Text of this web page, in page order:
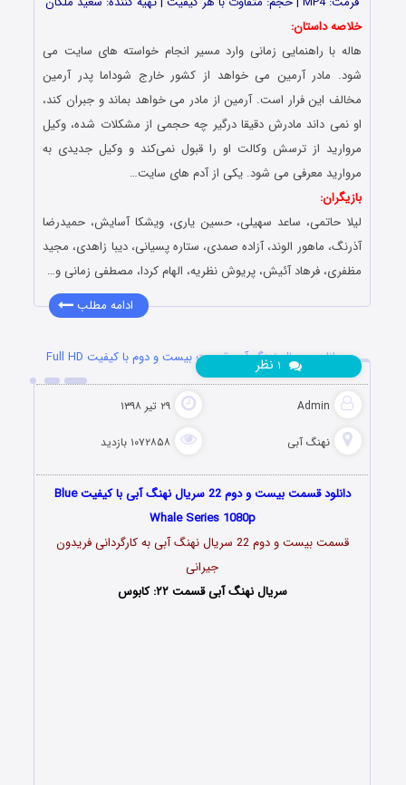
خلاصه داستان:
هاله با راهنمایی زمانی وارد مسیر انجام خواسته های سایت می
شود. مادر آرمین می خواهد از کشور خارج شوداما پدر آرمین
مخالف این فرار است. آرمین از مادر می خواهد بماند و جبران کند،
او نمی داند مادرش دقیقا درگیر چه حجمی از مشکلات شده، وکیل
مروارید از ترسش وکالت او را قبول نمی‌کند و وکیل جدیدی به
مروارید معرفی می شود. یکی از آدم های سایت…
بازیگران:
لیلا حاتمی، ساعد سهیلی، حسین یاری، ویشکا آسایش، حمیدرضا
آذرنگ، ماهور الوند، آزاده صمدی، ستاره پسیانی، دیبا زاهدی، مجید
مظفری، فرهاد آئیش، پریوش نظریه، الهام کردا، مصطفی زمانی و…
ادامه مطلب
دانلود سریال نهنگ آبی قسمت بیست و دوم با کیفیت Full HD
Admin ۲۹ تیر ۱۳۹۸
نهنگ آبی ۱۰۷۲۸۵۸ بازدید
نظر
دانلود قسمت بیست و دوم 22 سریال نهنگ آبی با کیفیت Blue
Whale Series 1080p
قسمت بیست و دوم 22 سریال نهنگ آبی به کارگردانی فریدون
جیرانی
سریال نهنگ آبی قسمت ۲۲: کابوس